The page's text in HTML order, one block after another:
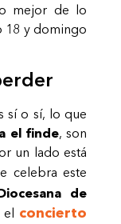
mejor de lo
18 y domingo
sí o sí, lo que
el finde, son
un lado está
celebra este
de
el concierto